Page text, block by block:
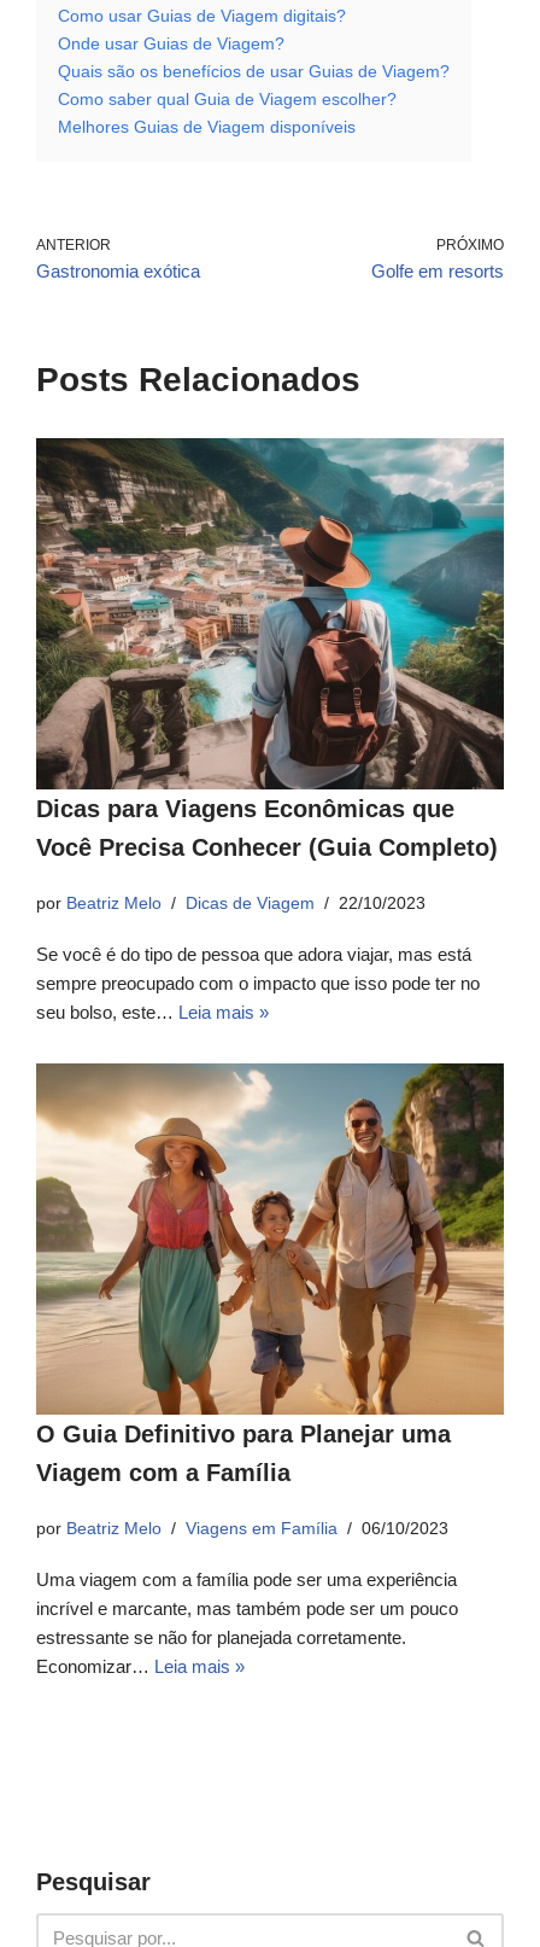
Como usar Guias de Viagem digitais?
Onde usar Guias de Viagem?
Quais são os benefícios de usar Guias de Viagem?
Como saber qual Guia de Viagem escolher?
Melhores Guias de Viagem disponíveis
ANTERIOR
Gastronomia exótica
PRÓXIMO
Golfe em resorts
Posts Relacionados
Dicas para Viagens Econômicas que
Você Precisa Conhecer (Guia Completo)
por Beatriz Melo Dicas de Viagem 22/10/2023
Se você é do tipo de pessoa que adora viajar, mas está
sempre preocupado com o impacto que isso pode ter no
seu bolso, este… Leia mais »
O Guia Definitivo para Planejar uma
Viagem com a Família
por Beatriz Melo Viagens em Família 06/10/2023
Uma viagem com a família pode ser uma experiência
incrível e marcante, mas também pode ser um pouco
estressante se não for planejada corretamente.
Economizar… Leia mais »
Pesquisar